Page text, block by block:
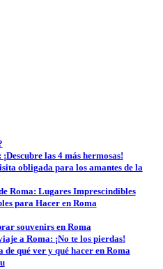
las 4 más hermosas!
obligada para los amantes de la
Roma: Lugares Imprescindibles
para Hacer en Roma
souvenirs en Roma
a Roma: ¡No te los pierdas!
de qué ver y qué hacer en Roma